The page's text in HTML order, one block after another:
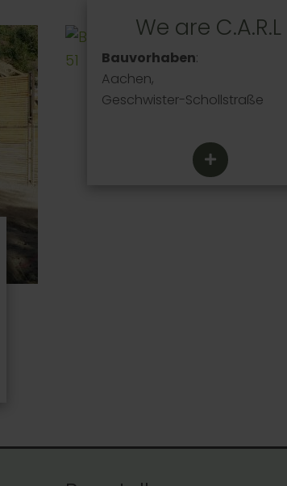
We are C.A.R.L
Bauvorhaben:
Aachen,
Geschwister-Schollstraße